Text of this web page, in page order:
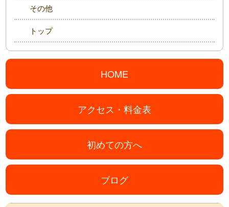
その他
トップ
HOME
アクセス・料金表
初めての方へ
ブログ